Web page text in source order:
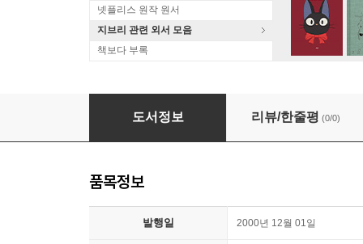
넷플리스 원작 원서
지브리 관련 외서 모음
책보다 부록
Ingenious Pursuits: Building the Scientific
도서정보 리뷰/한줄평 (0/0)
품목정보
발행일 2000년 12월 01일